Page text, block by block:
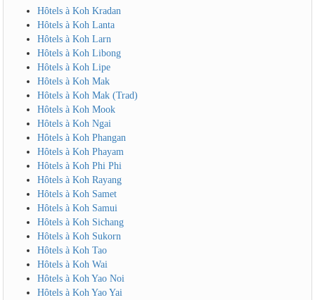
Hôtels à Koh Kradan
Hôtels à Koh Lanta
Hôtels à Koh Larn
Hôtels à Koh Libong
Hôtels à Koh Lipe
Hôtels à Koh Mak
Hôtels à Koh Mak (Trad)
Hôtels à Koh Mook
Hôtels à Koh Ngai
Hôtels à Koh Phangan
Hôtels à Koh Phayam
Hôtels à Koh Phi Phi
Hôtels à Koh Rayang
Hôtels à Koh Samet
Hôtels à Koh Samui
Hôtels à Koh Sichang
Hôtels à Koh Sukorn
Hôtels à Koh Tao
Hôtels à Koh Wai
Hôtels à Koh Yao Noi
Hôtels à Koh Yao Yai